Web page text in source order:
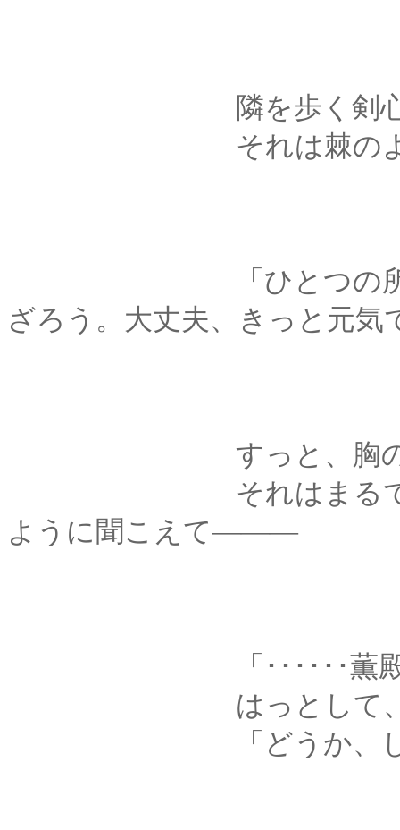
隣を歩く剣心が何
それは棘のように、
「ひとつの所では暮
ざろう。大丈夫、きっと元気
すっと、胸の奥が
それはまるで、剣心
ように聞こえて―――
「･･････薫殿
はっとして、顔
「どうか、したの